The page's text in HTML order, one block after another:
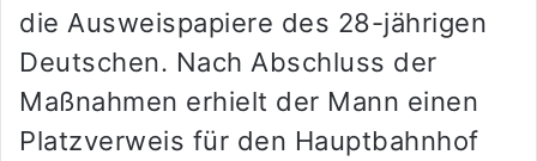
die Ausweispapiere des 28-jährigen
Deutschen. Nach Abschluss der
Maßnahmen erhielt der Mann einen
Platzverweis für den Hauptbahnhof